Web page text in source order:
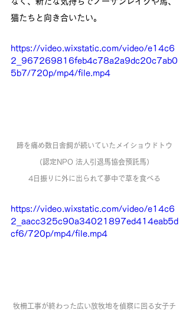
猫たちと向き合いたい。
https://video.wixstatic.com/video/e14c6
2_967269816feb4c78a2a9dc20c7ab0
5b7/720p/mp4/file.mp4
蹄を痛め数日舎飼が続いていたメイショウドトウ
（認定NPO 法人引退馬協会預託馬）
4日振りに外に出られて夢中で草を食べる
https://video.wixstatic.com/video/e14c6
2_aacc325c90a34021897ed414eab5d
cf6/720p/mp4/file.mp4
牧柵工事が終わった広い放牧地を偵察に回る女子チ